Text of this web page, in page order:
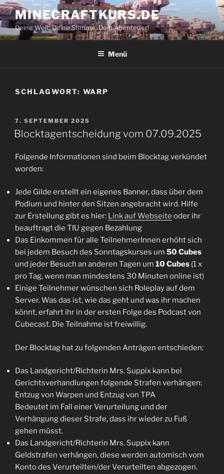
Zum
Inhalt
springen
MINECRAFTKURS.DE
Deine Welt. Deine Stimme. Dein Abenteuer!
Menü
SCHLAGWORT: WARP
VERÖFFENTLICHT
AM
7. SEPTEMBER 2025
Blocktagentscheidung vom 07.09.2025
Folgende Informationen sind beim Blocktag verkündet
worden:
Jede Gilde erstellt ein eigenes Banner, dass über dem
Podium und hinter den Sitzen angebracht wird. Hilfe
zur Erstellung gibt es hier: Link auf Webseite oder ihr
beauftragt die TIU gegen Bezahlung
Das Einkommen für alle TeilnehmerInnen erhöht sich
bei jedem Besuch des Sonntagskurses um 50 Cubes
und jeder Besuch an anderen Tagen um 10 Cubes (1 x
pro Tag, wenn man mindestens 30 Minuten online ist)
Einige Teilnehmer wünschen sich Roleplay auf dem
Server. Was das ist, wie das geht und was ihr machen
könnt, erfahrt ihr in der ersten Folge des Podcast von
Cubecast. Die Teilnahme ist freiwillig.
Der Blocktag hat zu folgenden Anträgen entschieden:
Das Landgericht/Richterin Mrs. Suppix kann bei
Gerichtsverhandlungen folgende Strafen verhängen:
Entzug von Warpen und Entzug von TPA
Bedeutet im Fall einer Verurteilung und der
Verhängung dieser Strafe, dass ihr wieder zu Fuß
gehen müsst.
Das Landgericht/Richterin Mrs. Suppix kann
Geldstrafen verhängen, diese werden automisch vom
Konto des Verurteilten/der Verurteilten abgezogen.